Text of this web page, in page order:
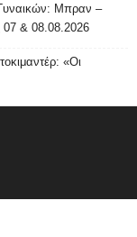
Μπραν –
& 08.08.2026
«Οι